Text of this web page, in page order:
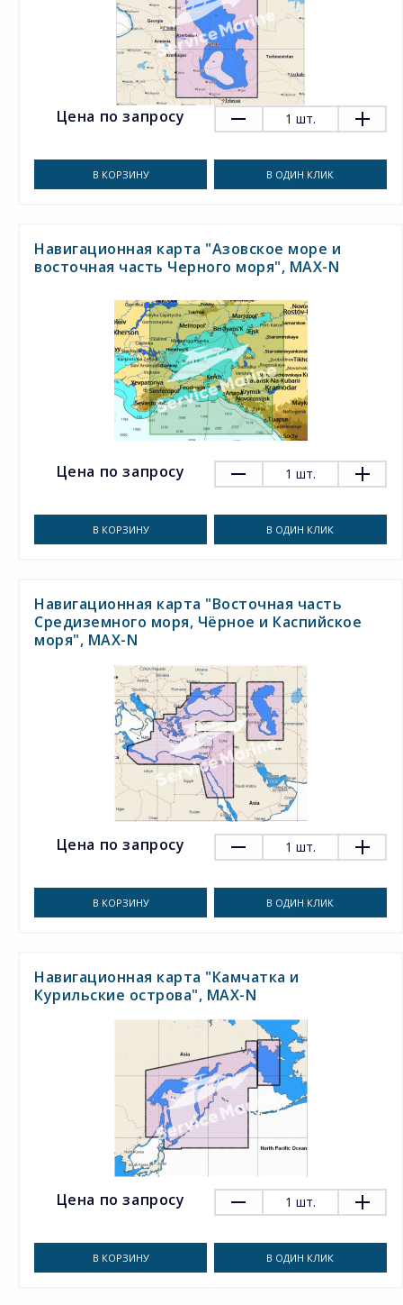
Цена по запросу 1 шт.
В КОРЗИНУ В ОДИН КЛИК
Навигационная карта "Азовское море и
восточная часть Черного моря", MAX-N
Цена по запросу 1 шт.
В КОРЗИНУ В ОДИН КЛИК
Навигационная карта "Восточная часть
Средиземного моря, Чёрное и Каспийское
моря", MAX-N
Цена по запросу 1 шт.
В КОРЗИНУ В ОДИН КЛИК
Навигационная карта "Камчатка и
Курильские острова", MAX-N
Цена по запросу 1 шт.
В КОРЗИНУ В ОДИН КЛИК